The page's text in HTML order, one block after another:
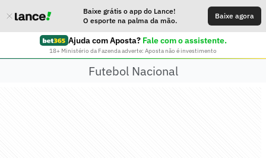
Baixe grátis o app do Lance!
O esporte na palma da mão.
Baixe agora
Ajuda com Aposta? Fale com o assistente.
18+ Ministério da Fazenda adverte: Aposta não é investimento
Futebol Nacional